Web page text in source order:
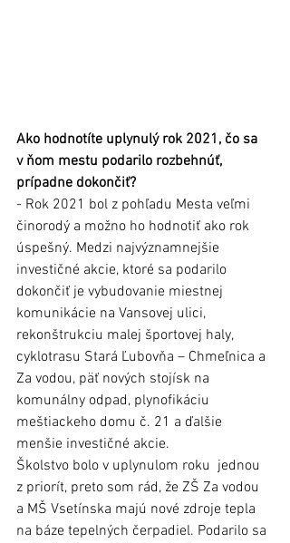
Ako hodnotíte uplynulý rok 2021, čo sa
v ňom mestu podarilo rozbehnúť,
prípadne dokončiť?
- Rok 2021 bol z pohľadu Mesta veľmi
činorodý a možno ho hodnotiť ako rok
úspešný. Medzi najvýznamnejšie
investičné akcie, ktoré sa podarilo
dokončiť je vybudovanie miestnej
komunikácie na Vansovej ulici,
rekonštrukciu malej športovej haly,
cyklotrasu Stará Ľubovňa – Chmeľnica a
Za vodou, päť nových stojísk na
komunálny odpad, plynofikáciu
meštiackeho domu č. 21 a ďalšie
menšie investičné akcie.
Školstvo bolo v uplynulom roku  jednou
z priorít, preto som rád, že ZŠ Za vodou
a MŠ Vsetínska majú nové zdroje tepla
na báze tepelných čerpadiel. Podarilo sa